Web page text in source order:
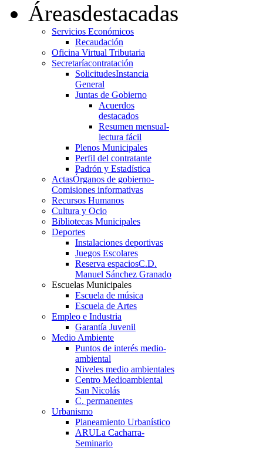
Áreasdestacadas
Servicios Económicos
Recaudación
Oficina Virtual Tributaria
Secretaríacontratación
SolicitudesInstancia
General
Juntas de Gobierno
Acuerdos
destacados
Resumen mensual-
lectura fácil
Plenos Municipales
Perfil del contratante
Padrón y Estadística
ActasÓrganos de gobierno-
Comisiones informativas
Recursos Humanos
Cultura y Ocio
Bibliotecas Municipales
Deportes
Instalaciones deportivas
Juegos Escolares
Reserva espaciosC.D.
Manuel Sánchez Granado
Escuelas Municipales
Escuela de música
Escuela de Artes
Empleo e Industria
Garantía Juvenil
Medio Ambiente
Puntos de interés medio-
ambiental
Niveles medio ambientales
Centro Medioambiental
San Nicolás
C. permanentes
Urbanismo
Planeamiento Urbanístico
ARULa Cacharra-
Seminario